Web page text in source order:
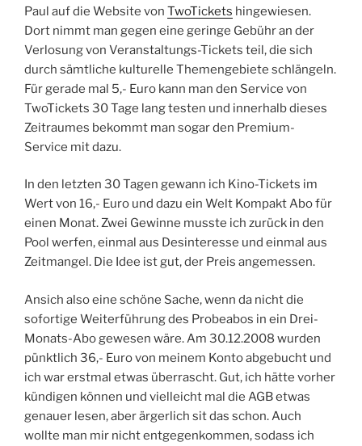
Paul auf die Website von TwoTickets hingewiesen.
Dort nimmt man gegen eine geringe Gebühr an der
Verlosung von Veranstaltungs-Tickets teil, die sich
durch sämtliche kulturelle Themengebiete schlängeln.
Für gerade mal 5,- Euro kann man den Service von
TwoTickets 30 Tage lang testen und innerhalb dieses
Zeitraumes bekommt man sogar den Premium-
Service mit dazu.
In den letzten 30 Tagen gewann ich Kino-Tickets im
Wert von 16,- Euro und dazu ein Welt Kompakt Abo für
einen Monat. Zwei Gewinne musste ich zurück in den
Pool werfen, einmal aus Desinteresse und einmal aus
Zeitmangel. Die Idee ist gut, der Preis angemessen.
Ansich also eine schöne Sache, wenn da nicht die
sofortige Weiterführung des Probeabos in ein Drei-
Monats-Abo gewesen wäre. Am 30.12.2008 wurden
pünktlich 36,- Euro von meinem Konto abgebucht und
ich war erstmal etwas überrascht. Gut, ich hätte vorher
kündigen können und vielleicht mal die AGB etwas
genauer lesen, aber ärgerlich sit das schon. Auch
wollte man mir nicht entgegenkommen, sodass ich